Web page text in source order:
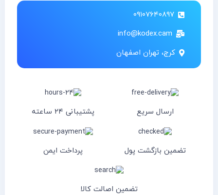
۰۹۱۰۷۶۴۰۸۹۷
info@kodex.cam
کرج، تهران اصفهان
ارسال سریع پشتیبانی ۲۴ ساعته
تضمین بازگشت پول پرداخت ایمن
تضمین اصالت کالا